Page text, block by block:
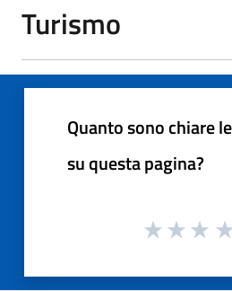
Turismo
Quanto sono chiare
su questa pagina?